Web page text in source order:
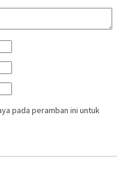
pada peramban ini untuk